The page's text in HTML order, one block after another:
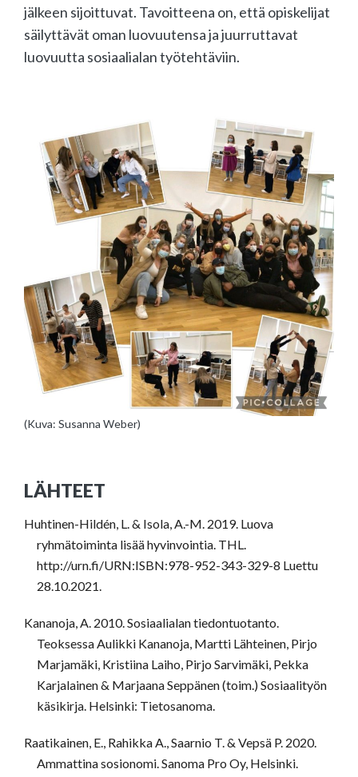
jälkeen sijoittuvat. Tavoitteena on, että opiskelijat
säilyttävät oman luovuutensa ja juurruttavat
luovuutta sosiaalialan työtehtäviin.
(Kuva: Susanna Weber)
LÄHTEET
Huhtinen-Hildén, L. & Isola, A.-M. 2019. Luova
ryhmätoiminta lisää hyvinvointia. THL.
http://urn.fi/URN:ISBN:978-952-343-329-8 Luettu
28.10.2021.
Kananoja, A. 2010. Sosiaalialan tiedontuotanto.
Teoksessa Aulikki Kananoja, Martti Lähteinen, Pirjo
Marjamäki, Kristiina Laiho, Pirjo Sarvimäki, Pekka
Karjalainen & Marjaana Seppänen (toim.) Sosiaalityön
käsikirja. Helsinki: Tietosanoma.
Raatikainen, E., Rahikka A., Saarnio T. & Vepsä P. 2020.
Ammattina sosionomi. Sanoma Pro Oy, Helsinki.